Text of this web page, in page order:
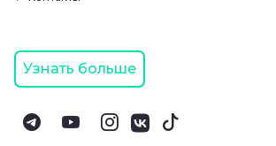
Узнать больше